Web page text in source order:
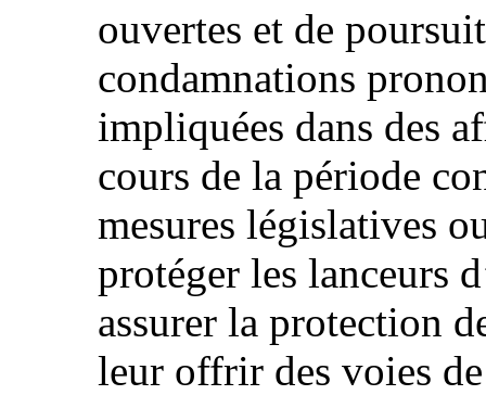
ouvertes et de
condamnations
impliquées dans des
cours de la période
mesures législatives
protéger les lanceurs
assurer la protection
leur offrir des voies